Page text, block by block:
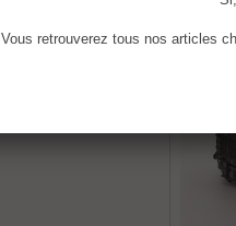
Vous retrouverez tous nos articles